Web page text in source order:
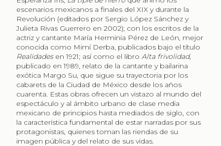
escenarios mexicanos a finales del XIX y durante la
Revolución (editados por Sergio López Sánchez y
Julieta Rivas Guerrero en 2002); con los escritos de la
actriz y cantante María Herminia Pérez de León, mejor
conocida como Mimí Derba, publicados bajo el título
Realidadesen 1921; así como el libro Alta frivolidad,
publicado en 1989, relato de la cantante y bailarina
exótica Margo Su, que sigue su trayectoria por los
cabarets de la Ciudad de México desde los años
cuarenta. Estas obras ofrecen un vistazo al mundo del
espectáculo y al ámbito urbano de clase media
mexicano de principios hasta mediados de siglo, con
la característica fundamental de estar narradas por sus
protagonistas, quienes toman las riendas de su
imagen pública y del relato de sus vidas.